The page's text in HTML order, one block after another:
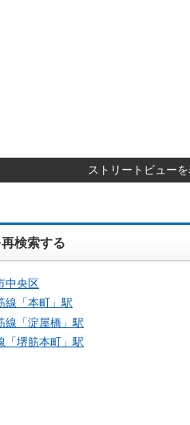
ストリートビュー
検索する
中央区
線「本町 」駅
線「淀屋橋 」駅
「堺筋本町 」駅